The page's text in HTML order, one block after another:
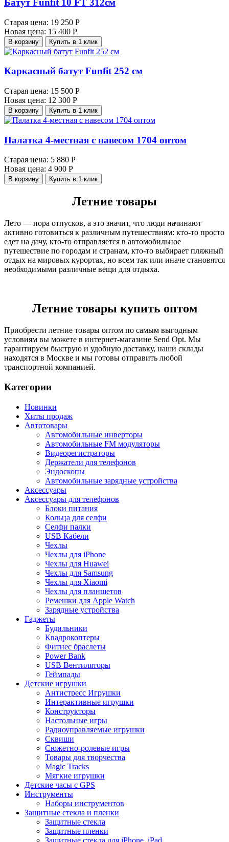
Батут Funfit 10 FT 312см
Старая цена: 19 250 Р
Новая цена: 15 400 Р
В корзину Купить в 1 клик
Каркасный батут Funfit 252 см
Старая цена: 15 500 Р
Новая цена: 12 300 Р
В корзину Купить в 1 клик
Палатка 4-местная с навесом 1704 оптом
Старая цена: 5 880 Р
Новая цена: 4 900 Р
В корзину Купить в 1 клик
Летние товары
Лето — пора отпусков, а это значит, что люди начинают
активно готовиться к различным путешествиям: кто-то просто
едет на дачу, кто-то отправляется в автомобильное
путешествие по городам и странам, кто-то выбирает пляжный
отдых на мировых курортах, но всем так или иначе становятся
необходимыми различные вещи для отдыха.
Летние товары купить оптом
Приобрести летние товары оптом по самым выгодным
условиям вы можете в интернет-магазине Send Opt. Мы
гарантируем быструю и удобную доставку, наши склады
находятся в Москве и мы готовы отправить любой
транспортной компанией.
Категории
Новинки
Хиты продаж
Автотовары
Автомобильные инверторы
Автомобильные FM модуляторы
Видеорегистраторы
Держатели для телефонов
Эндоскопы
Автомобильные зарядные устройства
Аксессуары
Аксессуары для телефонов
Блоки питания
Кольца для селфи
Селфи палки
USB Кабели
Чехлы
Чехлы для iPhone
Чехлы для Huawei
Чехлы для Samsung
Чехлы для Xiaomi
Чехлы для планшетов
Ремешки для Apple Watch
Зарядные устройства
Гаджеты
Будильники
Квадрокоптеры
Фитнес браслеты
Power Bank
USB Вентиляторы
Геймпады
Детские игрушки
Антистресс Игрушки
Интерактивные игрушки
Конструкторы
Настольные игры
Радиоуправляемые игрушки
Сквиши
Сюжетно-ролевые игры
Товары для творчества
Magic Tracks
Мягкие игрушки
Детские часы с GPS
Инструменты
Наборы инструментов
Защитные стекла и пленки
Защитные стекла
Защитные пленки
Защитные стекла для iPhone, iPad